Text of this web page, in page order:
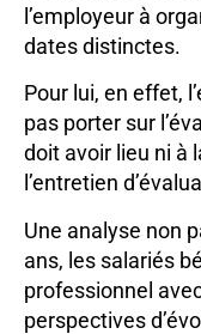
l’employeur à
dates distinctes.
Pour lui, en effet,
pas porter sur
doit avoir lieu ni à
l’entretien
Une analyse non
ans, les salariés
professionnel
perspectives